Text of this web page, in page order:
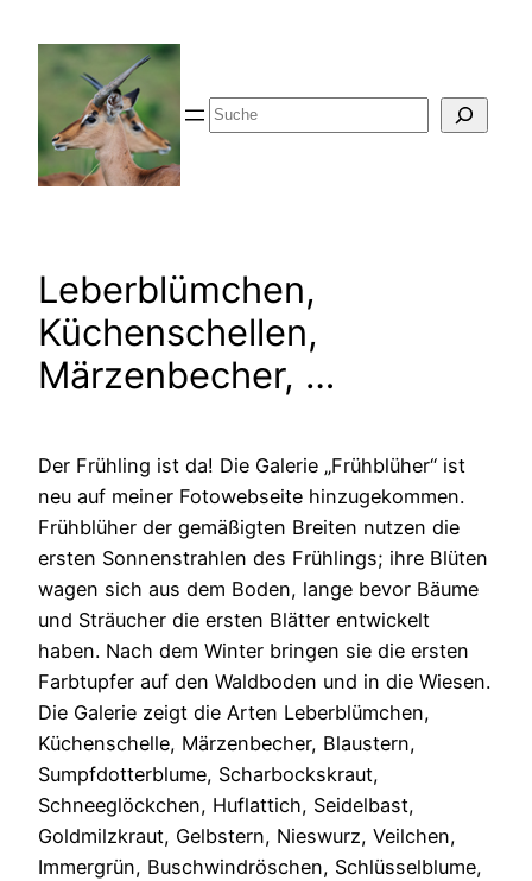
springen
Suche
Leberblümchen,
Küchenschellen,
Märzenbecher, …
Der Frühling ist da! Die Galerie „Frühblüher“ ist
neu auf meiner Fotowebseite hinzugekommen.
Frühblüher der gemäßigten Breiten nutzen die
ersten Sonnenstrahlen des Frühlings; ihre Blüten
wagen sich aus dem Boden, lange bevor Bäume
und Sträucher die ersten Blätter entwickelt
haben. Nach dem Winter bringen sie die ersten
Farbtupfer auf den Waldboden und in die Wiesen.
Die Galerie zeigt die Arten Leberblümchen,
Küchenschelle, Märzenbecher, Blaustern,
Sumpfdotterblume, Scharbockskraut,
Schneeglöckchen, Huflattich, Seidelbast,
Goldmilzkraut, Gelbstern, Nieswurz, Veilchen,
Immergrün, Buschwindröschen, Schlüsselblume,